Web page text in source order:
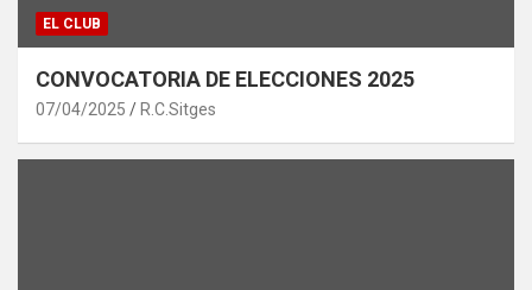
EL CLUB
CONVOCATORIA DE ELECCIONES 2025
07/04/2025 R.C.Sitges